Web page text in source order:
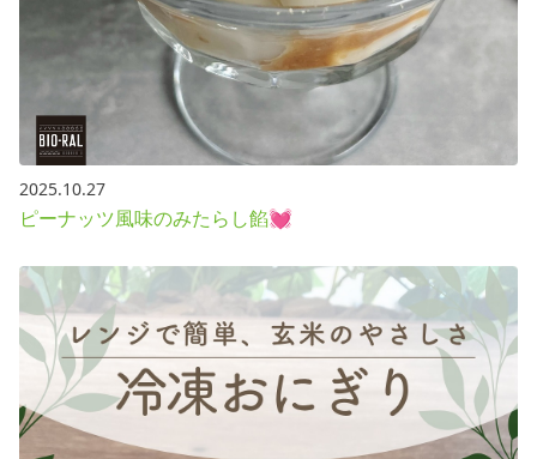
2025.10.27
ピーナッツ風味のみたらし餡💓